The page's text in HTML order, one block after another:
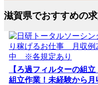
滋賀県でおすすめの求
【ろ過フィルターの組
組立作業！未経験から月